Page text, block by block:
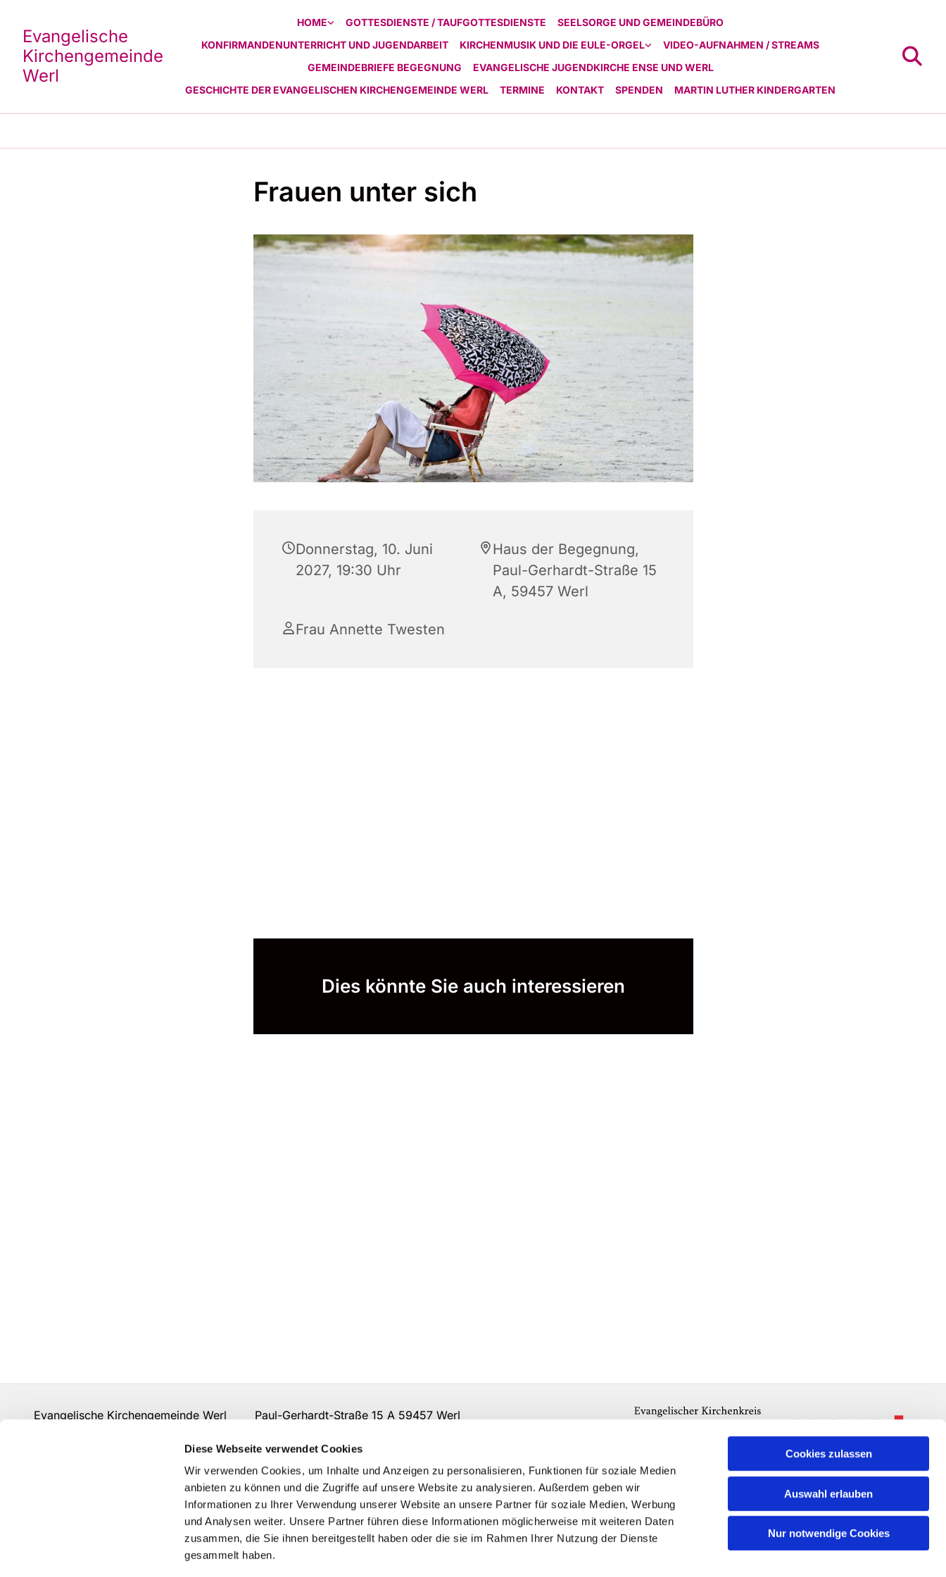
Diese Webseite verwendet Cookies
Wir verwenden Cookies, um Inhalte und Anzeigen zu personalisieren, Funktionen für soziale Medien
anbieten zu können und die Zugriffe auf unsere Website zu analysieren. Außerdem geben wir
Informationen zu Ihrer Verwendung unserer Website an unsere Partner für soziale Medien, Werbung
und Analysen weiter. Unsere Partner führen diese Informationen möglicherweise mit weiteren Daten
zusammen, die Sie ihnen bereitgestellt haben oder die sie im Rahmen Ihrer Nutzung der Dienste
gesammelt haben.
Cookies zulassen
Auswahl erlauben
Nur notwendige Cookies
Evangelische
Kirchengemeinde
Werl
HOME GOTTESDIENSTE / TAUFGOTTESDIENSTE
SEELSORGE UND GEMEINDEBÜRO
KONFIRMANDENUNTERRICHT UND JUGENDARBEIT
KIRCHENMUSIK UND DIE EULE-ORGEL
VIDEO-AUFNAHMEN / STREAMS
GEMEINDEBRIEFE BEGEGNUNG
EVANGELISCHE JUGENDKIRCHE ENSE UND WERL
GESCHICHTE DER EVANGELISCHEN KIRCHENGEMEINDE WERL
TERMINE KONTAKT SPENDEN MARTIN LUTHER KINDERGARTEN
Frauen unter sich
Donnerstag, 10. Juni
2027, 19:30 Uhr
Haus der Begegnung,
Paul-Gerhardt-Straße 15
A, 59457 Werl
Frau Annette Twesten
Dies könnte Sie auch interessieren
Evangelische Kirchengemeinde Werl Paul-Gerhardt-Straße 15 A 59457 Werl